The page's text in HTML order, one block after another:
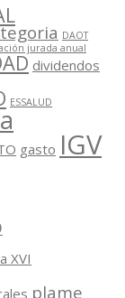
DAOT
jurada anual
dividendos
ESSALUD
gasto IGV
XVI
plame